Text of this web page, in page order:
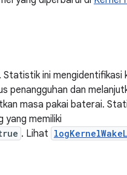
ini mengidentifikasi
penangguhan dan
masa pakai baterai.
yang memiliki
. Lihat